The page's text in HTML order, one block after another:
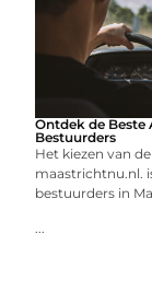
Ontdek de
Bestuurders
Het kiezen van
maastrichtnu.nl.
bestuurders in
...